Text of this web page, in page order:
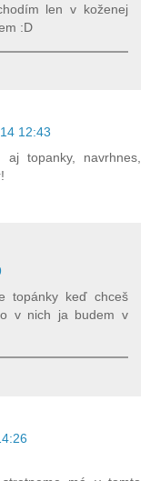
len v koženej
:D
12:43
topanky, navrhnes,
topánky keď chceš
v nich ja budem v